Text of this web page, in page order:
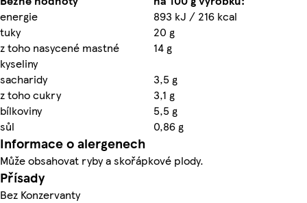
energie
893 kJ / 216 kcal
tuky
20 g
z toho nasycené mastné
kyseliny
14 g
sacharidy
3,5 g
z toho cukry
3,1 g
bílkoviny
5,5 g
sůl
0,86 g
Informace o alergenech
Může obsahovat ryby a skořápkové plody.
Přísady
Bez Konzervanty